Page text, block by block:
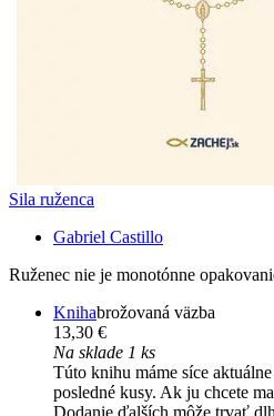
Sila ruženca
Gabriel Castillo
Ruženec nie je monotónne
Knihabrožovaná väzba
13,30 €
Na sklade 1 ks
Túto knihu máme síce
posledné kusy. Ak ju chcete